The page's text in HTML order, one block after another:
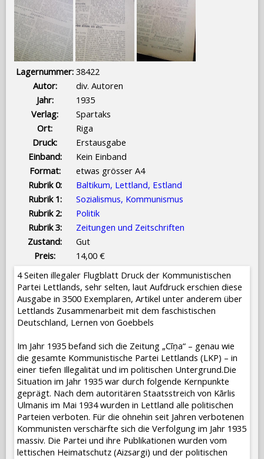
Lagernummer: 38422
Autor:
div. Autoren
Jahr:
1935
Verlag:
Spartaks
Ort:
Riga
Druck:
Erstausgabe
Einband:
Kein Einband
Format:
etwas grösser A4
Rubrik 0:
Baltikum, Lettland, Estland
Rubrik 1:
Sozialismus, Kommunismus
Rubrik 2:
Politik
Rubrik 3:
Zeitungen und Zeitschriften
Zustand:
Gut
Preis:
14,00 €
4 Seiten illegaler Flugblatt Druck der Kommunistischen
Partei Lettlands, sehr selten, laut Aufdruck erschien diese
Ausgabe in 3500 Exemplaren, Artikel unter anderem über
Lettlands Zusammenarbeit mit dem faschistischen
Deutschland, Lernen von Goebbels
Im Jahr 1935 befand sich die Zeitung „Cīņa“ – genau wie
die gesamte Kommunistische Partei Lettlands (LKP) – in
einer tiefen Illegalität und im politischen Untergrund.Die
Situation im Jahr 1935 war durch folgende Kernpunkte
geprägt. Nach dem autoritären Staatsstreich von Kārlis
Ulmanis im Mai 1934 wurden in Lettland alle politischen
Parteien verboten. Für die ohnehin seit Jahren verbotenen
Kommunisten verschärfte sich die Verfolgung im Jahr 1935
massiv. Die Partei und ihre Publikationen wurden vom
lettischen Heimatschutz (Aizsargi) und der politischen